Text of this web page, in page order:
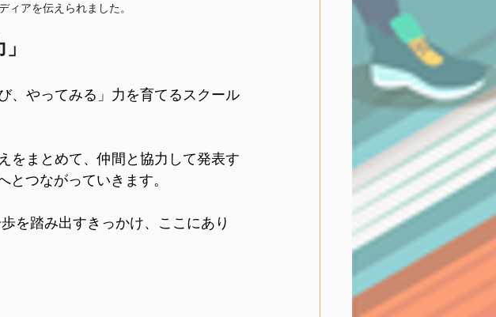
ィアを伝えられました。
、やってみる」力を育てるスクール
をまとめて、仲間と協力して発表す
とつながっていきます。
を踏み出すきっかけ、ここにあり